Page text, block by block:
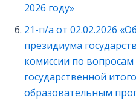
2026 году»
21-п/а от 02.02.2026
президиума
комиссии по
государственной
образовательным